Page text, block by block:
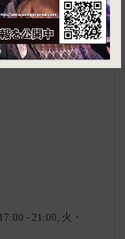
設
- 21:00, 火・